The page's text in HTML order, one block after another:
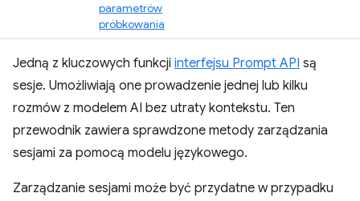
parametrów
próbkowania
Jedną z kluczowych funkcji interfejsu Prompt API są
sesje. Umożliwiają one prowadzenie jednej lub kilku
rozmów z modelem AI bez utraty kontekstu. Ten
przewodnik zawiera sprawdzone metody zarządzania
sesjami za pomocą modelu językowego.
Zarządzanie sesjami może być przydatne w przypadku